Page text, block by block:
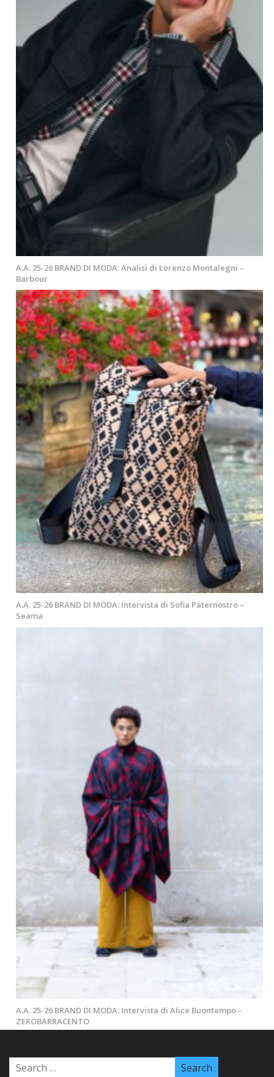
A.A. 25-26 BRAND DI MODA: Analisi di Lorenzo Montalegni –
Barbour
A.A. 25-26 BRAND DI MODA: Intervista di Sofia Paternostro –
Seama
A.A. 25-26 BRAND DI MODA: Intervista di Alice Buontempo –
ZEROBARRACENTO